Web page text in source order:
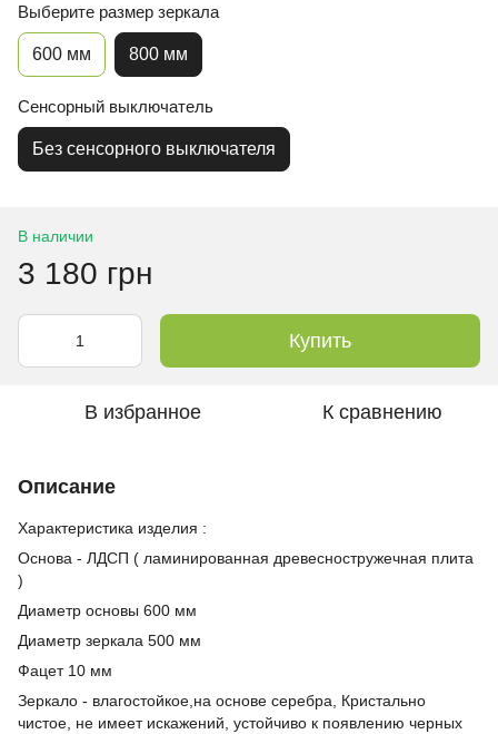
Выберите размер зеркала
600 мм 800 мм
Сенсорный выключатель
Без сенсорного выключателя
В наличии
3 180 грн
Купить
В избранное К сравнению
Описание
Характеристика изделия :
Основа - ЛДСП ( ламинированная древесностружечная плита
)
Диаметр основы 600 мм
Диаметр зеркала 500 мм
Фацет 10 мм
Зеркало - влагостойкое,на основе серебра, Кристально
чистое, не имеет искажений, устойчиво к появлению черных